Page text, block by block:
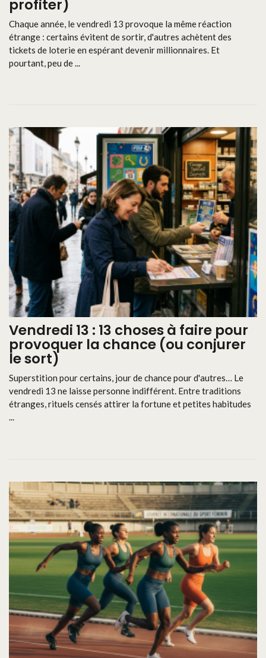
profiter)
Chaque année, le vendredi 13 provoque la même réaction
étrange : certains évitent de sortir, d'autres achètent des
tickets de loterie en espérant devenir millionnaires. Et
pourtant, peu de ...
Vendredi 13 : 13 choses à faire pour
provoquer la chance (ou conjurer
le sort)
Superstition pour certains, jour de chance pour d'autres… Le
vendredi 13 ne laisse personne indifférent. Entre traditions
étranges, rituels censés attirer la fortune et petites habitudes
...